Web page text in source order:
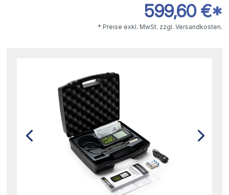
599,60 €*
* Preise exkl. MwSt. zzgl. Versandkosten.